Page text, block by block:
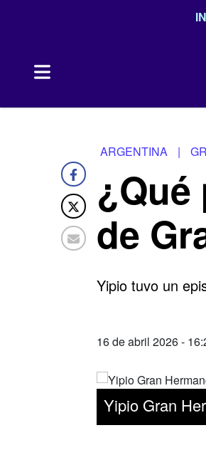
ARGENTINA |
de
Yipio tuvo un
16 de abril 2026 -
Yipio Gran